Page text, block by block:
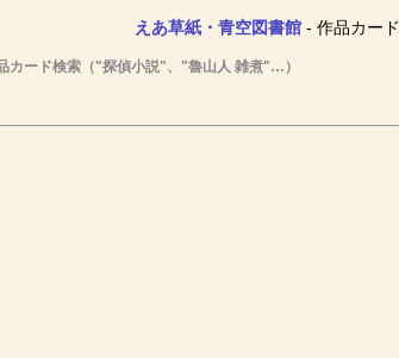
えあ草紙・青空図書館- 作品カード
カード検索（"探偵小説"、"魯山人 雑煮"…）